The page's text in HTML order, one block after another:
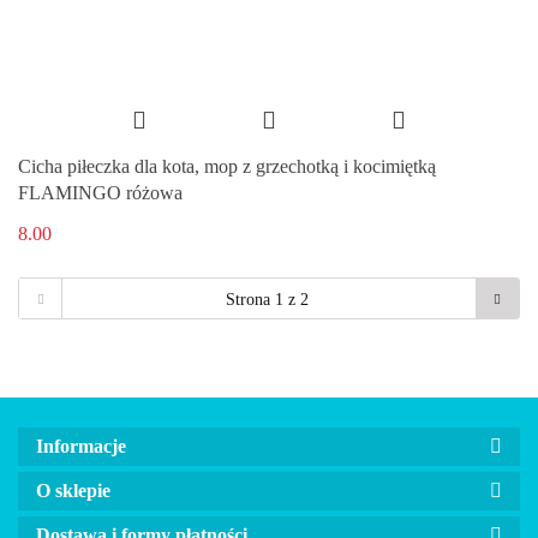
Cicha piłeczka dla kota, mop z grzechotką i kocimiętką
FLAMINGO różowa
8.00
Informacje
O sklepie